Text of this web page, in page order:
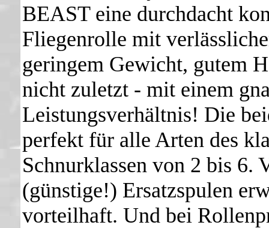
BEAST eine durchdacht
Fliegenrolle mit
geringem Gewicht, gutem
nicht zuletzt - mit einem
Leistungsverhältnis! Die
perfekt für alle Arten des
Schnurklassen von 2 bis 6.
(günstige!) Ersatzspulen
vorteilhaft. Und bei